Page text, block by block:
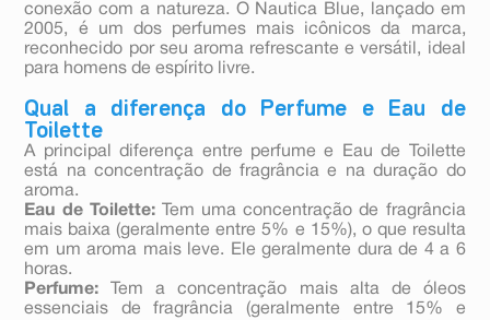
conexão com a natureza. O Nautica Blue, lançado em
2005, é um dos perfumes mais icônicos da marca,
reconhecido por seu aroma refrescante e versátil, ideal
para homens de espírito livre.
Qual a diferença do Perfume e Eau de
Toilette
A principal diferença entre perfume e Eau de Toilette
está na concentração de fragrância e na duração do
aroma.
Eau de Toilette:
Tem uma concentração de fragrância
mais baixa (geralmente entre 5% e 15%), o que resulta
em um aroma mais leve. Ele geralmente dura de 4 a 6
horas.
Perfume: Tem a concentração mais alta de óleos
essenciais de fragrância (geralmente entre 15% e